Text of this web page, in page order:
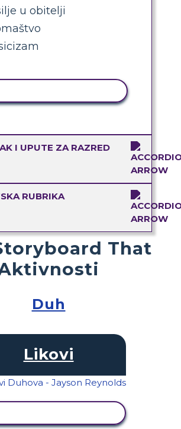
u obitelji
I UPUTE ZA RAZRED
RUBRIKA
That
Duh
Likovi